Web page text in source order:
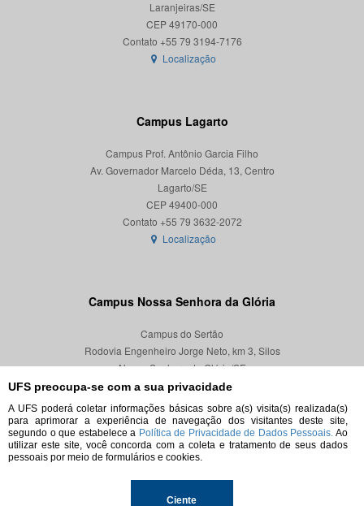
UFS preocupa-se com a sua privacidade
A UFS poderá coletar informações básicas sobre a(s) visita(s) realizada(s)
para aprimorar a experiência de navegação dos visitantes deste site,
segundo o que estabelece a Política de Privacidade de Dados Pessoais. Ao
utilizar este site, você concorda com a coleta e tratamento de seus dados
pessoais por meio de formulários e cookies.
Ciente
Laranjeiras/SE
CEP 49170-000
Localização
Campus Lagarto
Campus Prof. Antônio Garcia Filho
Av. Governador Marcelo Déda, 13, Centro
Lagarto/SE
CEP 49400-000
Localização
Campus Nossa Senhora da Glória
Campus do Sertão
Rodovia Engenheiro Jorge Neto, km 3, Silos
Nossa Senhora da Glória/SE
CEP 49680-000
Localização
© 2026. Todos os direitos reservados.